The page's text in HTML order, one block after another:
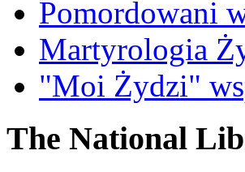
Pomordowani
Martyrologia
"Moi Żydzi"
The National